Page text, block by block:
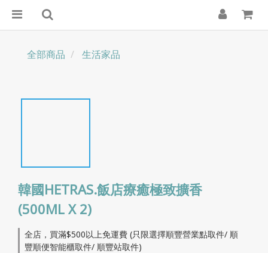
全部商品 生活家品
韓國HETRAS.飯店療癒極致擴香
(500ML X 2)
全店，買滿$500以上免運費 (只限選擇順豐營業點取件/ 順
豐順便智能櫃取件/ 順豐站取件)